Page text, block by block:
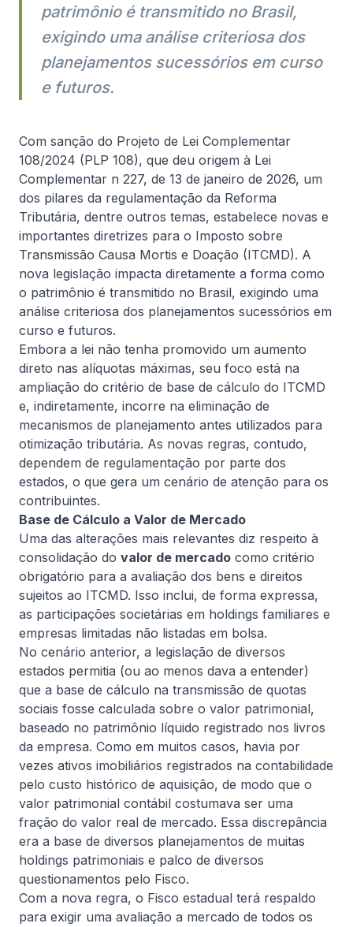
7 de agosto, 2026 De Natale Advogados
Lei Felca não se aplica apenas às big
techs
A Lei nº 15.211/2025 instituiu o Estatuto Digital da
Criança e do Adolescente estabelecendo um novo
concentrado nas big techs, o alcance da lei é
consideravelmente mais amplo
Ler artigo completo
5 de agosto, 2026 De Natale Advogados
Avalanche de processos sobre
Pejotização, após decisão do STF
O STF autorizou a retomada dos processos sobre
pejotização suspensos pelo Tema 1.389. Embora a
tese definitiva ainda não tenha sido fixada, as ações
voltam a tramitar, exigindo das empresas revisão da
estratégia de defesa, organização das provas e
atenção à documentação das contratações.
Ler artigo completo
Informativa
4 de agosto, 2026 De Natale Advogados
MP do Frete Mínimo
Quais os impactos e as mudanças no transporte
rodoviário de cargas após a aprovação do Senado
da Medida Provisória nº 1.343/2026?
Ler artigo completo
patrimônio é transmitido no Brasil,
exigindo uma análise criteriosa dos
planejamentos sucessórios em curso
e futuros.
Com sanção do Projeto de Lei Complementar
108/2024 (PLP 108), que deu origem à Lei
Complementar n 227, de 13 de janeiro de 2026, um
dos pilares da regulamentação da Reforma
Tributária, dentre outros temas, estabelece novas e
importantes diretrizes para o Imposto sobre
Transmissão Causa Mortis e Doação (ITCMD). A
nova legislação impacta diretamente a forma como
o patrimônio é transmitido no Brasil, exigindo uma
análise criteriosa dos planejamentos sucessórios em
curso e futuros.
Embora a lei não tenha promovido um aumento
direto nas alíquotas máximas, seu foco está na
ampliação do critério de base de cálculo do ITCMD
e, indiretamente, incorre na eliminação de
mecanismos de planejamento antes utilizados para
otimização tributária. As novas regras, contudo,
dependem de regulamentação por parte dos
estados, o que gera um cenário de atenção para os
contribuintes.
Base de Cálculo a Valor de Mercado
Uma das alterações mais relevantes diz respeito à
consolidação do valor de mercado como critério
obrigatório para a avaliação dos bens e direitos
sujeitos ao ITCMD. Isso inclui, de forma expressa,
as participações societárias em holdings familiares e
empresas limitadas não listadas em bolsa.
No cenário anterior, a legislação de diversos
estados permitia (ou ao menos dava a entender)
que a base de cálculo na transmissão de quotas
sociais fosse calculada sobre o valor patrimonial,
baseado no patrimônio líquido registrado nos livros
da empresa. Como em muitos casos, havia por
vezes ativos imobiliários registrados na contabilidade
pelo custo histórico de aquisição, de modo que o
valor patrimonial contábil costumava ser uma
fração do valor real de mercado. Essa discrepância
era a base de diversos planejamentos de muitas
holdings patrimoniais e palco de diversos
questionamentos pelo Fisco.
Com a nova regra, o Fisco estadual terá respaldo
para exigir uma avaliação a mercado de todos os